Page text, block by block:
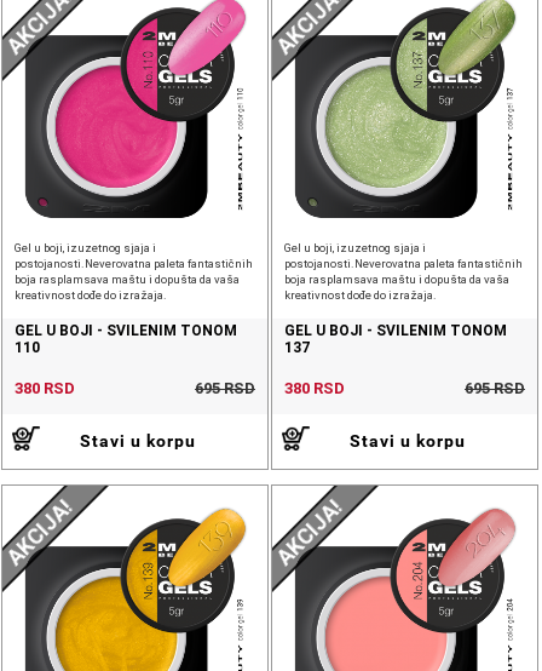
AKCIJA!
Gel u boji, izuzetnog sjaja i
postojanosti.Neverovatna paleta fantastičnih
boja rasplamsava maštu i dopušta da vaša
kreativnost dođe do izražaja.
GEL U BOJI - SVILENIM TONOM
110
380 RSD 695 RSD
Stavi u korpu
AKCIJA!
Gel u boji, izuzetnog sjaja i
postojanosti.Neverovatna paleta fantastičnih
boja rasplamsava maštu i dopušta da vaša
kreativnost dođe do izražaja.
GEL U BOJI - SVILENIM TONOM
137
380 RSD 695 RSD
Stavi u korpu
AKCIJA! AKCIJA!